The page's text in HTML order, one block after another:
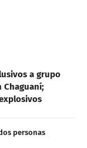
a grupo
Chaguaní;
personas